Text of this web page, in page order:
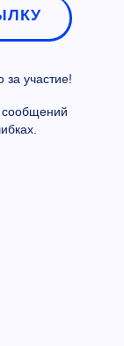
участие!
сообщений